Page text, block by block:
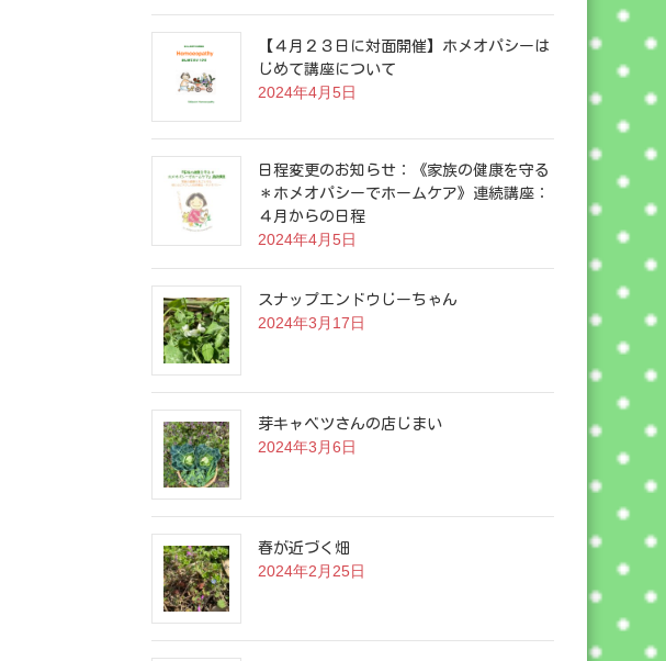
【４月２３日に対面開催】ホメオパシーは
じめて講座について
2024年4月5日
日程変更のお知らせ：《家族の健康を守る
＊ホメオパシーでホームケア》連続講座：
４月からの日程
2024年4月5日
スナップエンドウじーちゃん
2024年3月17日
芽キャベツさんの店じまい
2024年3月6日
春が近づく畑
2024年2月25日